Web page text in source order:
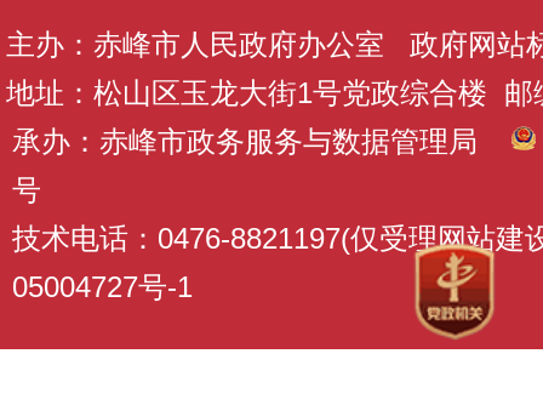
主办：赤峰市人民政府办公室 政府网站
地址：松山区玉龙大街1号党政综合楼 邮
承办：赤峰市政务服务与数据管理局
号
技术电话：0476-8821197(仅受理网站建
05004727号-1